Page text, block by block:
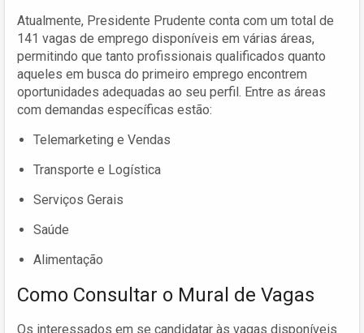
Atualmente, Presidente Prudente conta com um total de
141 vagas de emprego disponíveis em várias áreas,
permitindo que tanto profissionais qualificados quanto
aqueles em busca do primeiro emprego encontrem
oportunidades adequadas ao seu perfil. Entre as áreas
com demandas específicas estão:
Telemarketing e Vendas
Transporte e Logística
Serviços Gerais
Saúde
Alimentação
Como Consultar o Mural de Vagas
Os interessados em se candidatar às vagas disponíveis